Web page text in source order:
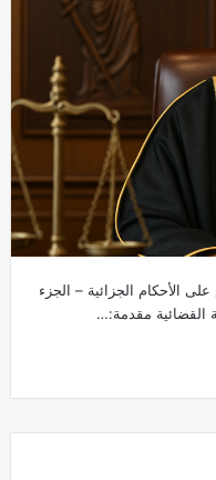
الأحكام الجزائية – الجزء
القضائية مقدمة:…